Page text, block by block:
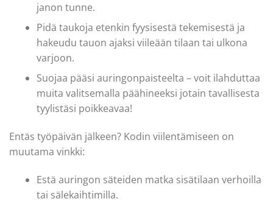
janon tunne.
Pidä taukoja etenkin fyysisestä tekemisestä ja
hakeudu tauon ajaksi viileään tilaan tai ulkona
varjoon.
Suojaa pääsi auringonpaisteelta – voit ilahduttaa
muita valitsemalla päähineeksi jotain tavallisesta
tyylistäsi poikkeavaa!
Entäs työpäivän jälkeen? Kodin viilentämiseen on
muutama vinkki:
Estä auringon säteiden matka sisätilaan verhoilla
tai sälekaihtimilla.